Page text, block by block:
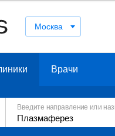
Москва
Врачи
Введите направление или